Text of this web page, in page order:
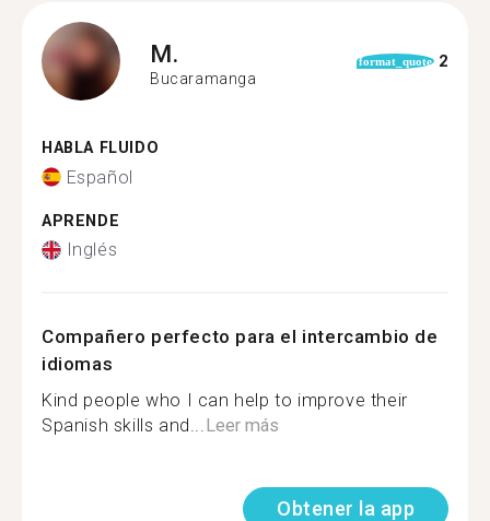
M.
Bucaramanga
format_quote 2
HABLA FLUIDO
Español
APRENDE
Inglés
Compañero perfecto para el intercambio de
idiomas
Kind people who I can help to improve their
Spanish skills and...Leer más
Obtener la app